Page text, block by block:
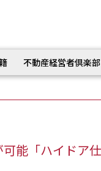
不動産経営者倶楽部
能「ハイドア